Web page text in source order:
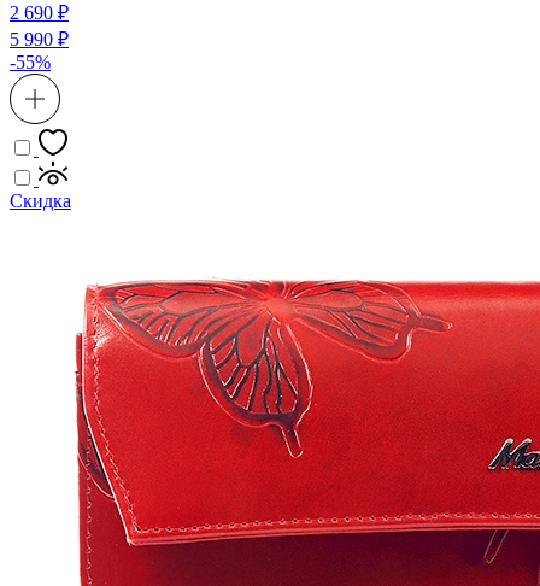
2 690 ₽
5 990 ₽
-55%
Скидка